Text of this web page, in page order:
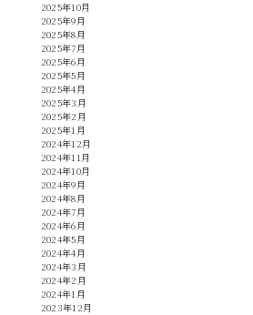
2025年10月
2025年9月
2025年8月
2025年7月
2025年6月
2025年5月
2025年4月
2025年3月
2025年2月
2025年1月
2024年12月
2024年11月
2024年10月
2024年9月
2024年8月
2024年7月
2024年6月
2024年5月
2024年4月
2024年3月
2024年2月
2024年1月
2023年12月